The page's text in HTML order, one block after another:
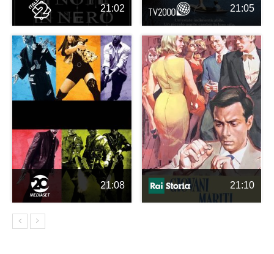
21:02 21:05
21:08 21:10